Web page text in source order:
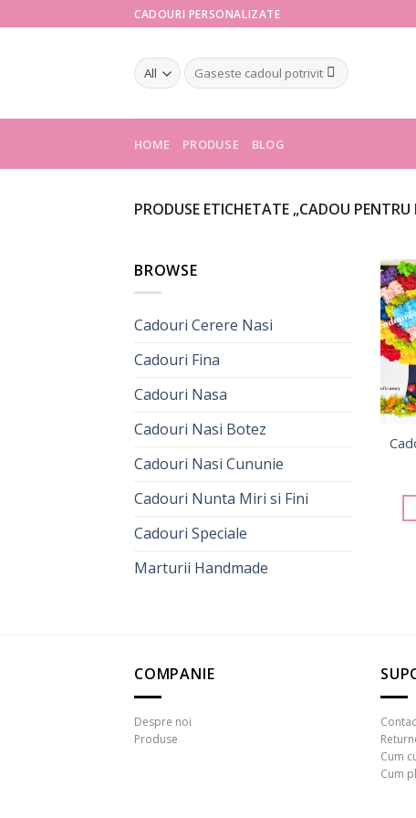
to
CADOURI PERSONALIZATE
Caută
după:
HOME PRODUSE BLOG
PRODUSE ETICHETATE „CADOU PENTRU
BROWSE
Cadouri Cerere Nasi
Cadouri Fina
Cadouri Nasa
Cadouri Nasi Botez
Cadouri Nasi Cununie
Cadouri Nunta Miri si Fini
Cadouri Speciale
Marturii Handmade
COMPANIE
Despre noi
Produse
Cum
Cum